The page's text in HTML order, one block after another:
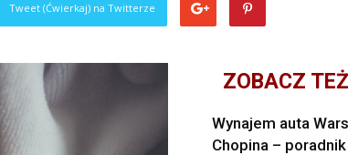
Tweet (Ćwierkaj) na Twitterze
ZOBACZ TEŻ
Wynajem auta
Chopina – poradnik